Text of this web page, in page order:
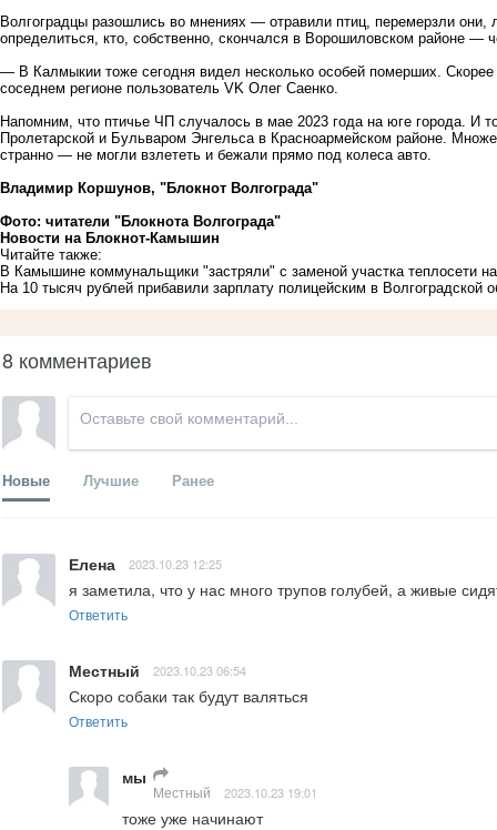
Волгоградцы разошлись во мнениях — отравили птиц, перемерзли они,
определиться, кто, собственно, скончался в Ворошиловском районе —
— В Калмыкии тоже сегодня видел несколько особей померших.
соседнем регионе пользователь VK Олег Саенко.
Напомним, что птичье ЧП случалось в мае 2023 года на юге города. И
Пролетарской и Бульваром Энгельса в Красноармейском районе.
странно — не могли взлететь и бежали прямо под колеса авто.
Владимир Коршунов, "Блокнот Волгограда"
Фото: читатели "Блокнота Волгограда"
Новости на Блoкнoт-Камышин
Читайте также:
В Камышине коммунальщики "застряли" с заменой участка теплосети
На 10 тысяч рублей прибавили зарплату полицейским в Волгоградской
8 комментариев
Новые Лучшие Ранее
Елена 2023.10.23 12:25
я заметила, что у нас много трупов голубей, а живые
Ответить
Местный 2023.10.23 06:54
Скоро собаки так будут валяться
Ответить
мы
Местный 2023.10.23 19:01
тоже уже начинают